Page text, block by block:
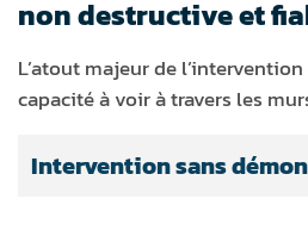
non destructive et
L’atout majeur de
capacité à voir à travers les
Intervention sans